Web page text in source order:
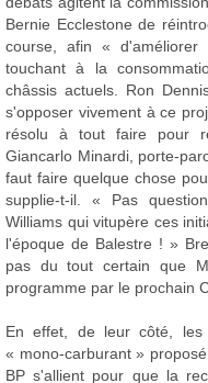
Bernie Ecclestone de
course, afin «
touchant à la
châssis actuels. Ron
s'opposer vivement à ce
résolu à tout faire pour
Giancarlo Minardi, porte-
faut faire quelque chose
supplie-t-il. « Pas
Williams qui vitupère ces
l'époque de Balestre ! »
pas du tout certain que
programme par le prochain
En effet, de leur côté, les
« mono-carburant »
BP s'allient pour que la